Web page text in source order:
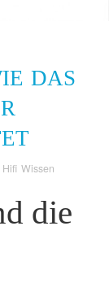
DAS
Hifi Wissen
die